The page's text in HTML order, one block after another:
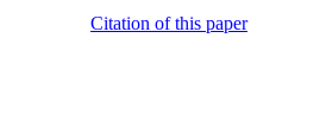
Citation of this paper